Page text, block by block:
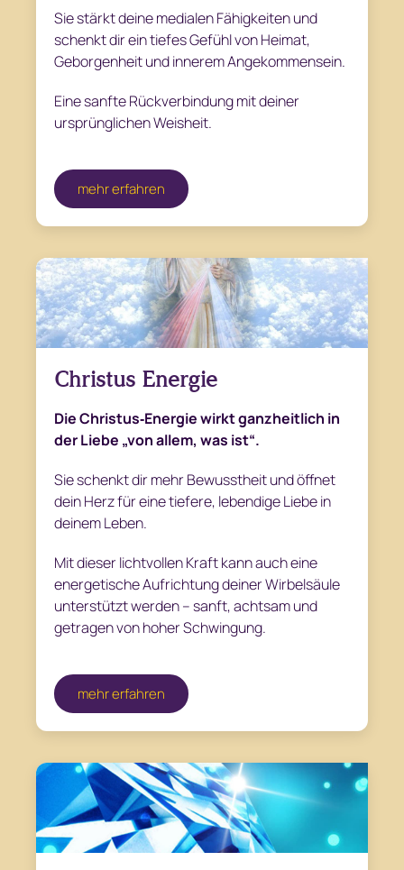
Sie stärkt deine medialen Fähigkeiten und
schenkt dir ein tiefes Gefühl von Heimat,
Geborgenheit und innerem Angekommensein.
Eine sanfte Rückverbindung mit deiner
ursprünglichen Weisheit.
mehr erfahren
Christus Energie
Die Christus‑Energie wirkt ganzheitlich in
der Liebe „von allem, was ist“.
Sie schenkt dir mehr Bewusstheit und öffnet
dein Herz für eine tiefere, lebendige Liebe in
deinem Leben.
Mit dieser lichtvollen Kraft kann auch eine
energetische Aufrichtung deiner Wirbelsäule
unterstützt werden – sanft, achtsam und
getragen von hoher Schwingung.
mehr erfahren